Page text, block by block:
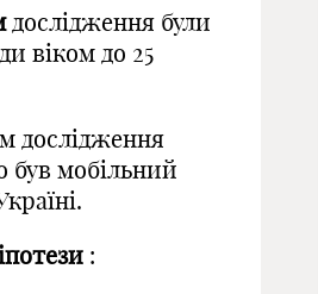
дослідження були
віком до 25
дослідження
був мобільний
: